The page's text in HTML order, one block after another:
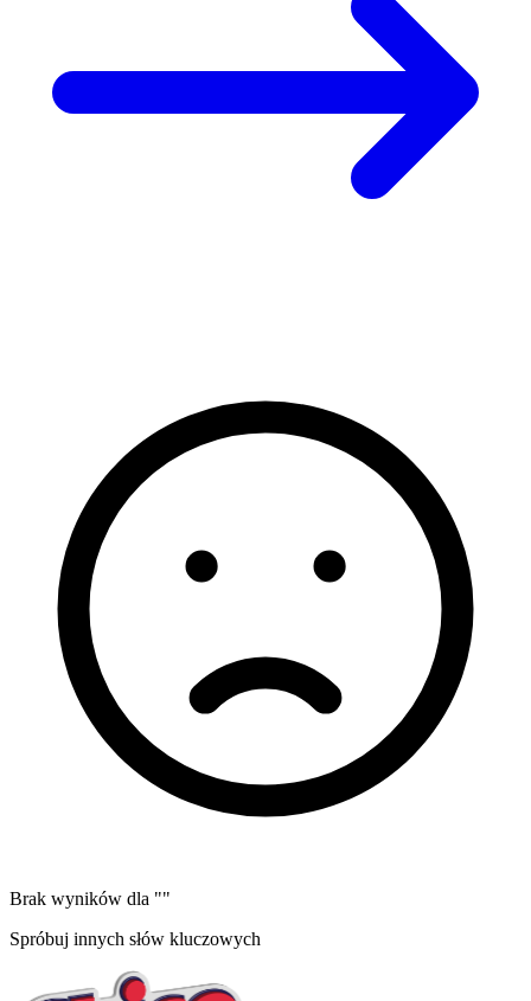
Brak wyników dla ""
Spróbuj innych słów kluczowych